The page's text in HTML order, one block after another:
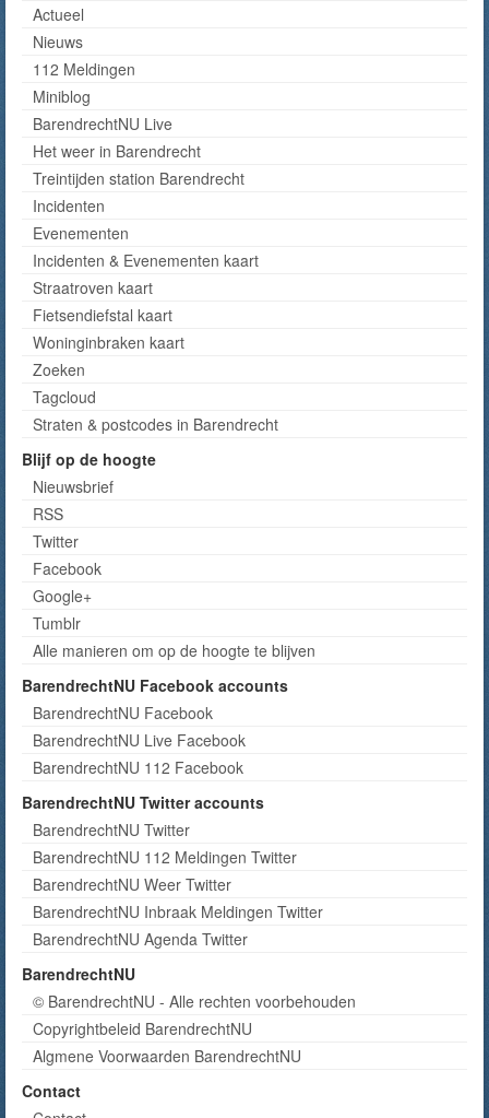
Actueel
Nieuws
112 Meldingen
Miniblog
BarendrechtNU Live
Het weer in Barendrecht
Treintijden station Barendrecht
Incidenten
Evenementen
Incidenten & Evenementen kaart
Straatroven kaart
Fietsendiefstal kaart
Woninginbraken kaart
Zoeken
Tagcloud
Straten & postcodes in Barendrecht
Blijf op de hoogte
Nieuwsbrief
RSS
Twitter
Facebook
Google+
Tumblr
Alle manieren om op de hoogte te blijven
BarendrechtNU Facebook accounts
BarendrechtNU Facebook
BarendrechtNU Live Facebook
BarendrechtNU 112 Facebook
BarendrechtNU Twitter accounts
BarendrechtNU Twitter
BarendrechtNU 112 Meldingen Twitter
BarendrechtNU Weer Twitter
BarendrechtNU Inbraak Meldingen Twitter
BarendrechtNU Agenda Twitter
BarendrechtNU
© BarendrechtNU - Alle rechten voorbehouden
Copyrightbeleid BarendrechtNU
Algmene Voorwaarden BarendrechtNU
Contact